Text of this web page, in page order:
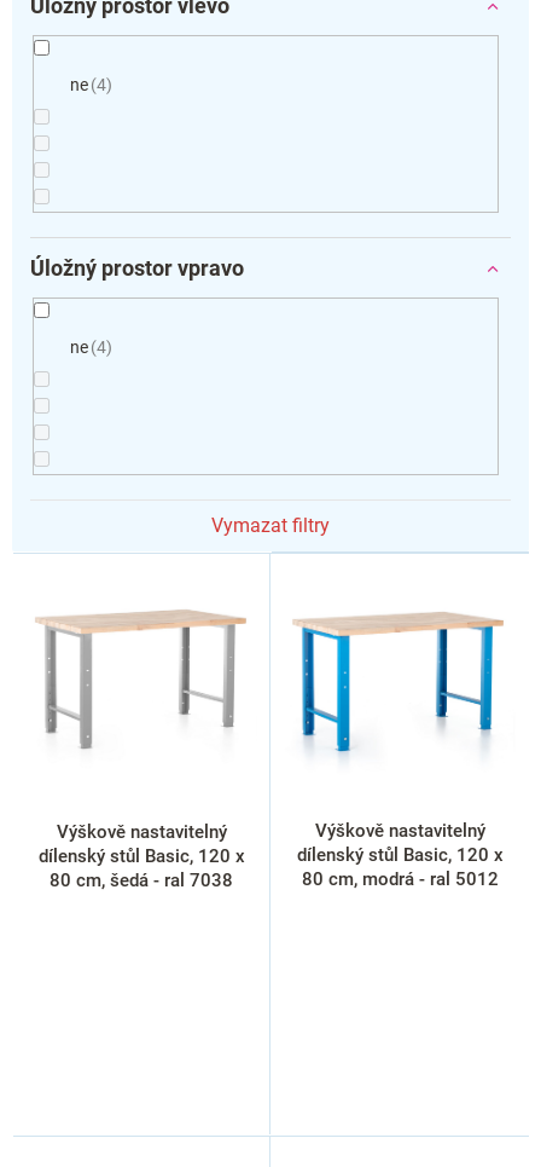
ne 4
Úložný prostor vpravo
ne 4
Vymazat filtry
V
Výškově nastavitelný
dílenský stůl Basic, 120 x
80 cm, šedá - ral 7038
Výškově nastavitelný
dílenský stůl Basic, 120 x
80 cm, modrá - ral 5012